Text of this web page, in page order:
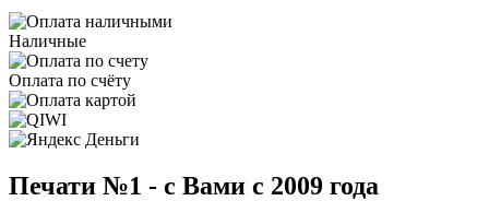
Наличные
Оплата по счёту
Печати №1 - с Вами с 2009 года